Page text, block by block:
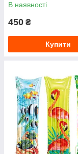
В наявності
450 ₴
Купити